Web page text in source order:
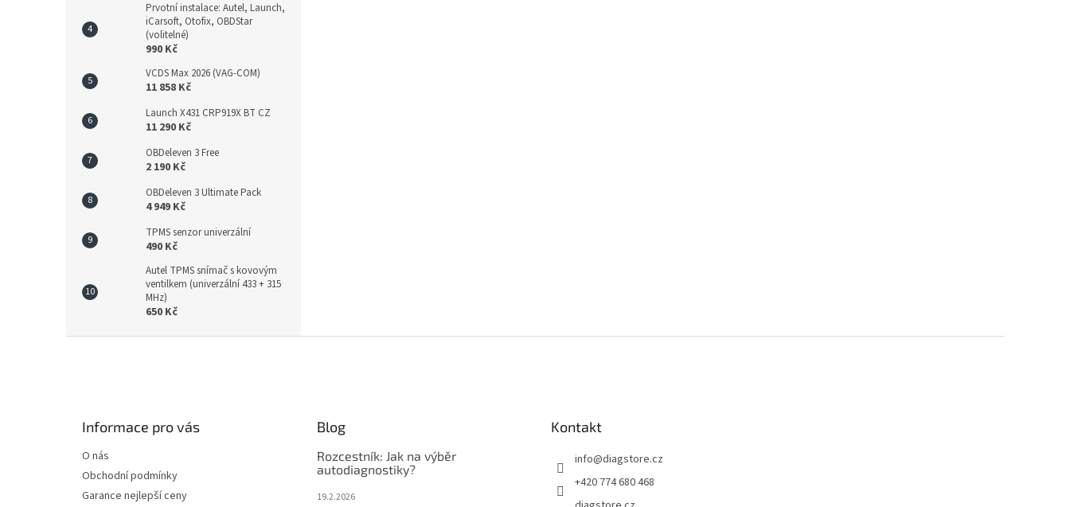
Prvotní instalace: Autel, Launch,
iCarsoft, Otofix, OBDStar
(volitelné)
990 Kč
VCDS Max 2026 (VAG-COM)
11 858 Kč
Launch X431 CRP919X BT CZ
11 290 Kč
OBDeleven 3 Free
2 190 Kč
OBDeleven 3 Ultimate Pack
4 949 Kč
TPMS senzor univerzální
490 Kč
Autel TPMS snímač s kovovým
ventilkem (univerzální 433 + 315
MHz)
650 Kč
Informace pro vás
O nás
Obchodní podmínky
Garance nejlepší ceny
Blog
Rozcestník: Jak na výběr
autodiagnostiky?
19.2.2026
Kontakt
info@diagstore.cz
+420 774 680 468